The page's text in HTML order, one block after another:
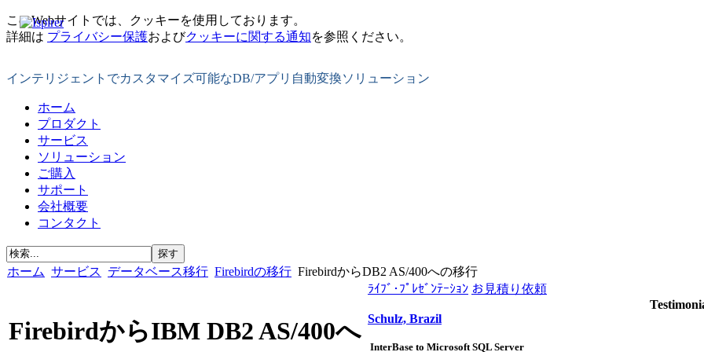
このWebサイトでは、クッキーを使用しております。
詳細は プライバシー保護およびクッキーに関する通知を参照ください。
インテリジェントでカスタマイズ可能なDB/アプリ自動変換ソリューション
ホーム
プロダクト
サービス
ソリューション
ご購入
サポート
会社概要
コンタクト
ホーム サービス データベース移行 Firebirdの移行 FirebirdからDB2 AS/400への移行
FirebirdからIBM DB2 AS/400へ
ﾗｲﾌﾞ･ﾌﾟﾚｾﾞﾝﾃｰｼｮﾝ お見積り依頼
Schulz, Brazil
InterBase to Microsoft SQL Server